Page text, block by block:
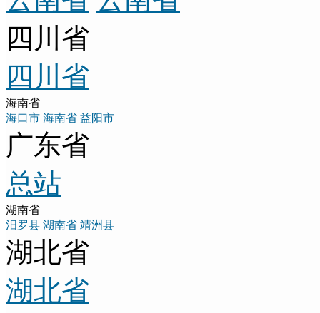
四川省
四川省
海南省
海口市 海南省 益阳市
广东省
总站
湖南省
汨罗县 湖南省 靖洲县
湖北省
湖北省